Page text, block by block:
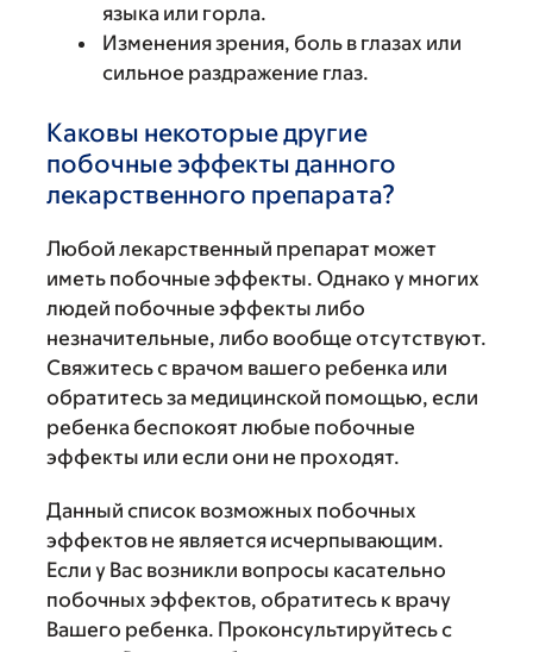
языка или горла.
Изменения зрения, боль в глазах или
сильное раздражение глаз.
Каковы некоторые другие
побочные эффекты данного
лекарственного препарата?
Любой лекарственный препарат может
иметь побочные эффекты. Однако у многих
людей побочные эффекты либо
незначительные, либо вообще отсутствуют.
Свяжитесь с врачом вашего ребенка или
обратитесь за медицинской помощью, если
ребенка беспокоят любые побочные
эффекты или если они не проходят.
Данный список возможных побочных
эффектов не является исчерпывающим.
Если у Вас возникли вопросы касательно
побочных эффектов, обратитесь к врачу
Вашего ребенка. Проконсультируйтесь с